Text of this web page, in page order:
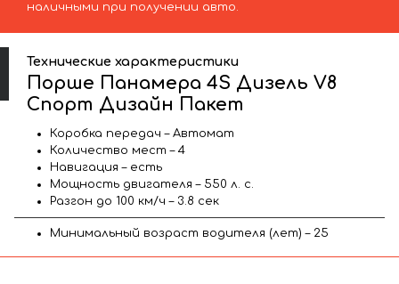
наличными при получении авто.
Технические характеристики
Порше Панамера 4S Дизель V8
Спорт Дизайн Пакет
Коробка передач – Автомат
Количество мест – 4
Навигация – есть
Мощность двигателя – 550 л. с.
Разгон до 100 км/ч – 3.8 сек
Минимальный возраст водителя (лет) – 25